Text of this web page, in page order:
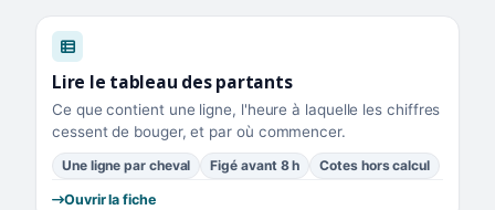
Lire le tableau des partants
Ce que contient une ligne, l'heure à laquelle les chiffres
cessent de bouger, et par où commencer.
Une ligne par cheval Figé avant 8 h Cotes hors calcul
Ouvrir la fiche